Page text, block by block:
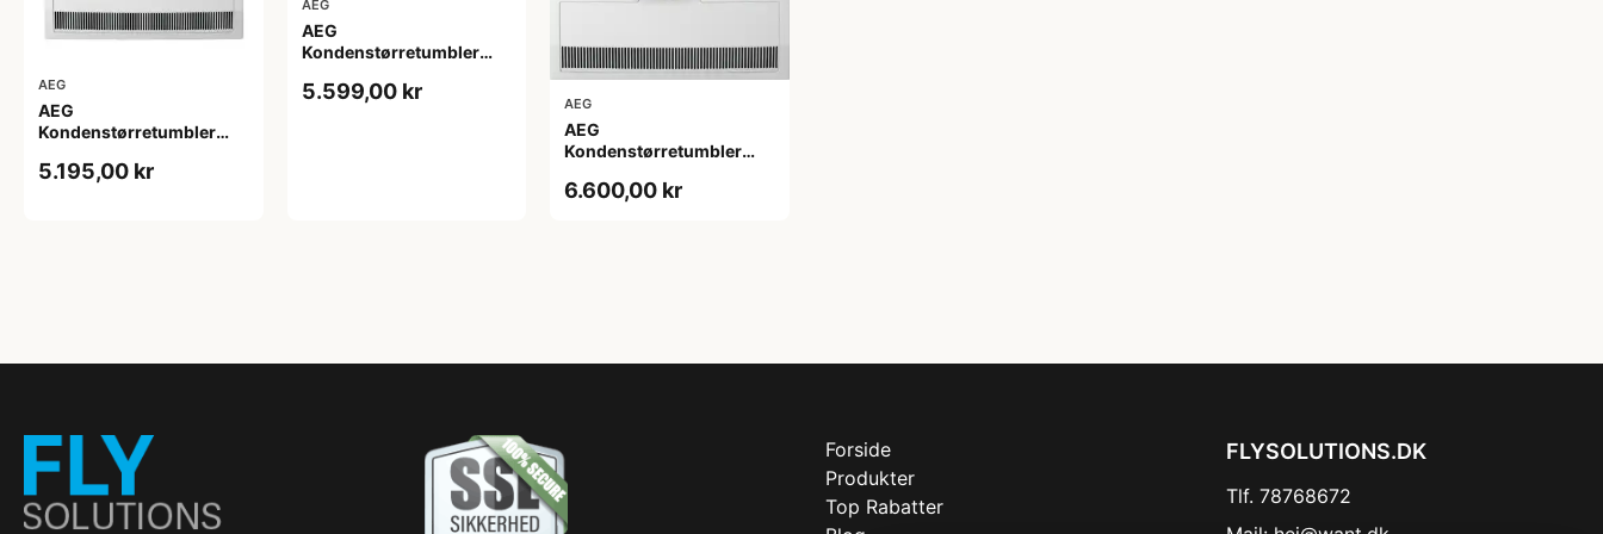
AEG
AEG
Kondenstørretumbler
5.195,00 kr
AEG
AEG
Kondenstørretumbler
garanti
5.599,00 kr AEG
AEG
Kondenstørretumbler
garanti
6.600,00 kr
Forside
Produkter
Top Rabatter
FLYSOLUTIONS.DK
Tlf. 78768672